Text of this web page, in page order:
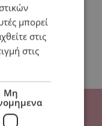
μπορεί
στις
στις
Μη